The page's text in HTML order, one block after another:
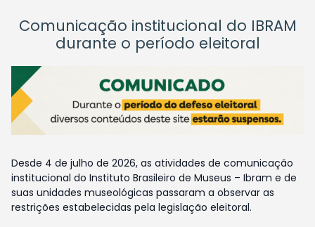
Comunicação institucional do IBRAM
durante o período eleitoral
Desde 4 de julho de 2026, as atividades de comunicação
institucional do Instituto Brasileiro de Museus – Ibram e de
suas unidades museológicas passaram a observar as
restrições estabelecidas pela legislação eleitoral.